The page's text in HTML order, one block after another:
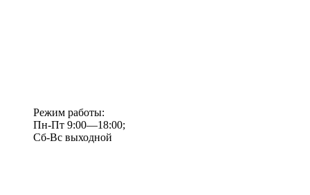
Режим работы:
Пн-Пт 9:00—18:00;
Сб-Вс выходной